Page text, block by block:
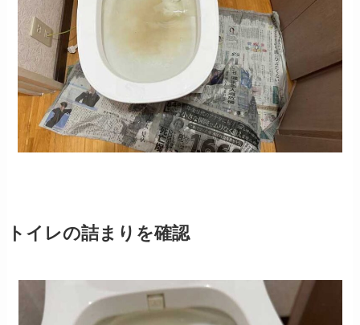
トイレの詰まりを確認